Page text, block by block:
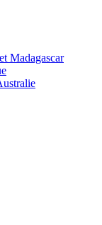
Madagascar